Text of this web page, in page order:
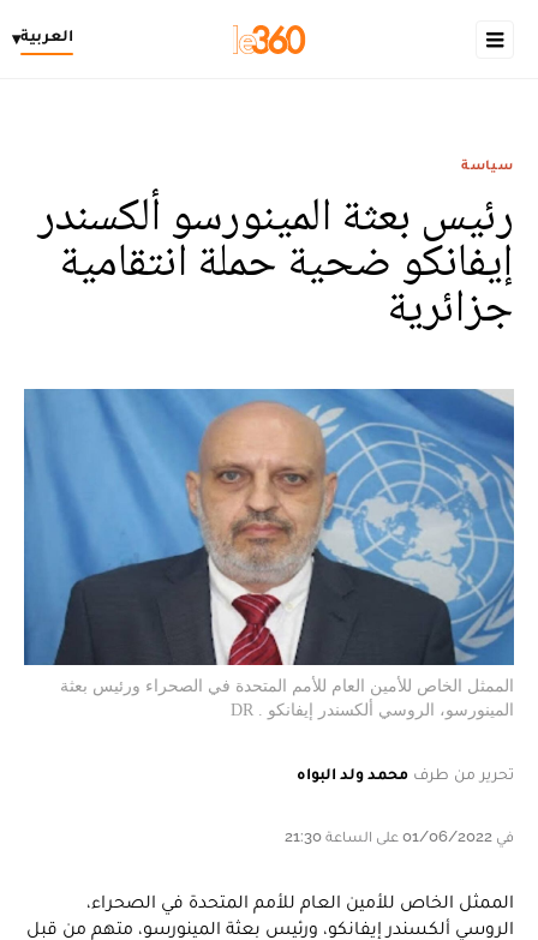
العربية▾
سياسة
رئيس بعثة المينورسو ألكسندر
إيفانكو ضحية حملة انتقامية
جزائرية
الممثل الخاص للأمين العام للأمم المتحدة في الصحراء ورئيس بعثة
المينورسو، الروسي ألكسندر إيفانكو . DR
تحرير من طرف محمد ولد البواه
في 01/06/2022 على الساعة 21:30
الممثل الخاص للأمين العام للأمم المتحدة في الصحراء،
الروسي ألكسندر إيفانكو، ورئيس بعثة المينورسو، متهم من قبل